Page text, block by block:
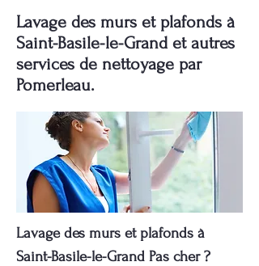
Lavage des murs et plafonds à
Saint-Basile-le-Grand et autres
services de nettoyage par
Pomerleau.
Lavage des murs et plafonds à
Saint-Basile-le-Grand Pas cher ?